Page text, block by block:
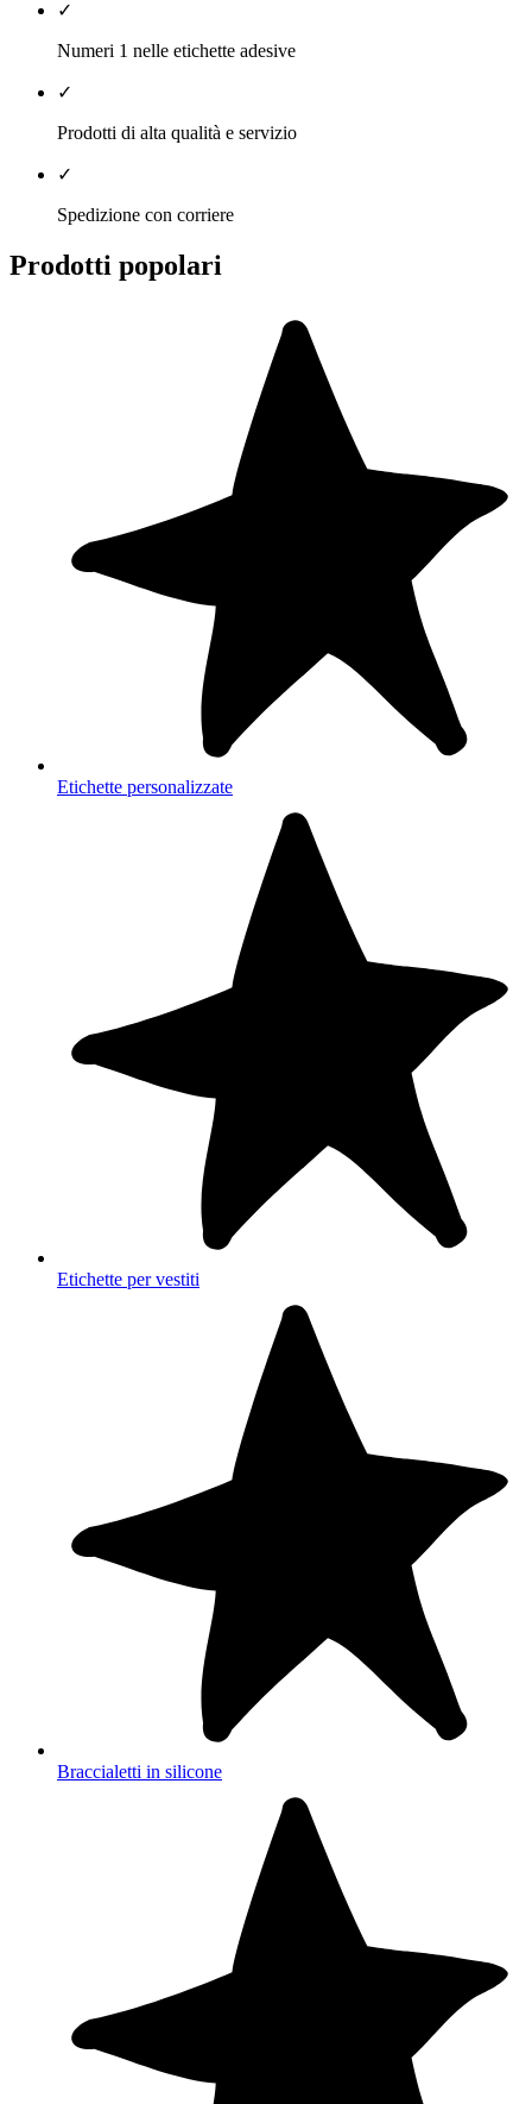
✓
Numeri 1 nelle etichette adesive
✓
Prodotti di alta qualità e servizio
✓
Spedizione con corriere
Prodotti popolari
Etichette personalizzate
Etichette per vestiti
Braccialetti in silicone